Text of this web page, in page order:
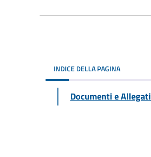
INDICE DELLA PAGINA
Documenti e Allegati